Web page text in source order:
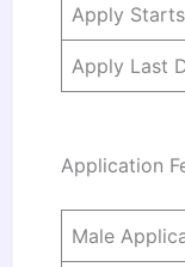
Apply Starts
Apply Last
Application
Male